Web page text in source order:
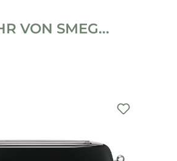
VON SMEG...
überspringen